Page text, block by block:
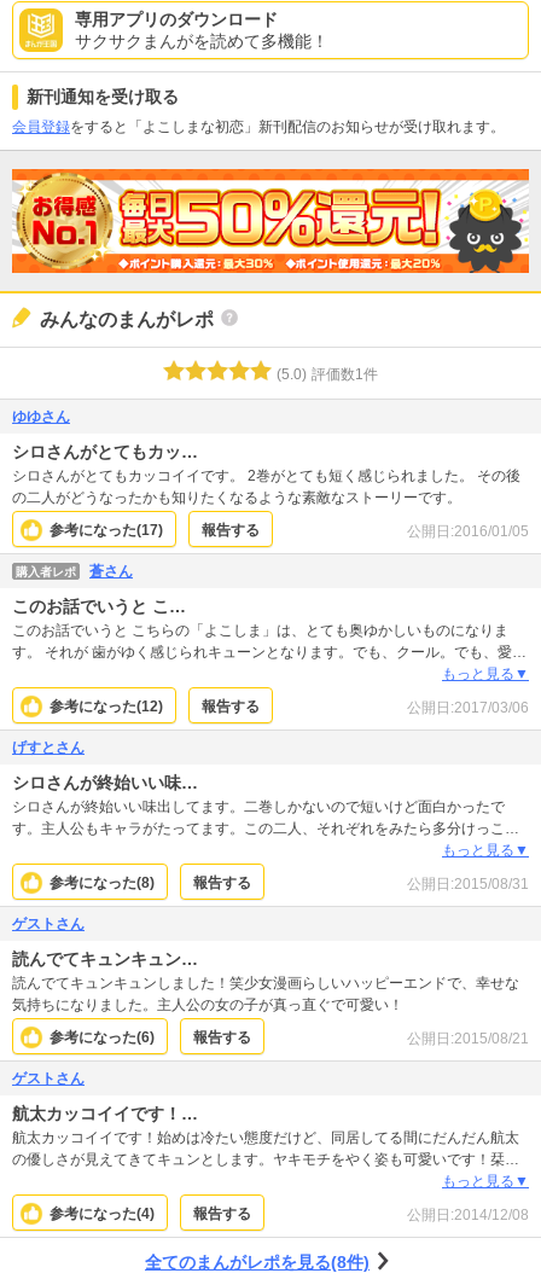
専用アプリのダウンロード
サクサクまんがを読めて多機能！
新刊通知を受け取る
会員登録をすると「よこしまな初恋」新刊配信のお知らせが受け取れます。
みんなのまんがレポ
(5.0) 評価数1 件
ゆゆさん
シロさんがとてもカッ…
シロさんがとてもカッコイイです。 2巻がとても短く感じられました。 その後
の二人がどうなったかも知りたくなるような素敵なストーリーです。
参考になった(17) 報告する 公開日:2016/01/05
購入者レポ 蒼さん
このお話でいうと こ…
このお話でいうと こちらの「よこしま」は、とても奥ゆかしいものになりま
す。 それが 歯がゆく感じられキューンとなります。でも、クール。でも、愛情
もっと見る▼
参考になった(12) 報告する 公開日:2017/03/06
げすとさん
シロさんが終始いい味…
シロさんが終始いい味出してます。二巻しかないので短いけど面白かったで
す。主人公もキャラがたってます。この二人、それぞれをみたら多分けっこう
問題アリな人間だけど、二人揃ってから(ある程度距離が縮まってから)をみると
すっごく魅力的な人間に見えます。恋ってホントはそんな風に人を変えるパワ
ーがあるんだろうな、なんて思いながら読んでました。読後感もよく、気に入
ってる作品のひとつです。
もっと見る▼
参考になった(8) 報告する 公開日:2015/08/31
ゲストさん
読んでてキュンキュン…
読んでてキュンキュンしました！笑少女漫画らしいハッピーエンドで、幸せな
気持ちになりました。主人公の女の子が真っ直ぐで可愛い！
参考になった(6) 報告する 公開日:2015/08/21
ゲストさん
航太カッコイイです！…
航太カッコイイです！始めは冷たい態度だけど、同居してる間にだんだん航太
の優しさが見えてきてキュンとします。ヤキモチをやく姿も可愛いです！栞も
もっと見る▼
参考になった(4) 報告する 公開日:2014/12/08
全てのまんがレポを見る(8件)